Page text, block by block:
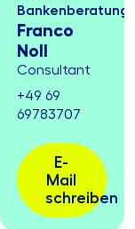
Bankenberatung
Franco
Noll
Consultant
+49 69
69783707
E-
Mail
schreiben